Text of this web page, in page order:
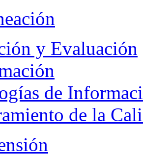
y Evaluación
de
de la